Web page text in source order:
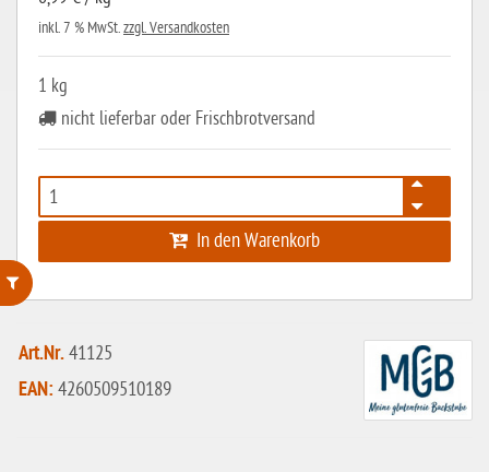
inkl. 7 % MwSt.zzgl. Versandkosten
1 kg
nicht lieferbar oder Frischbrotversand
In den Warenkorb
Art.Nr.41125
EAN: 4260509510189